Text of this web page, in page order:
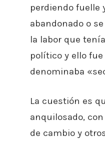
perdiendo fuelle
abandonado o
la labor que
político y ello
denominaba
La cuestión es
anquilosado,
de cambio y